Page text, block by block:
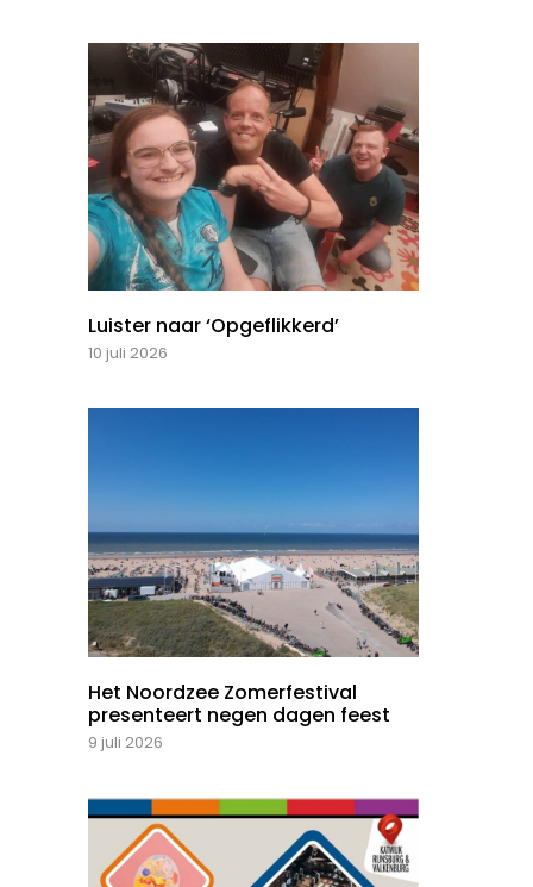
Luister naar ‘Opgeflikkerd’
10 juli 2026
Het Noordzee Zomerfestival
presenteert negen dagen feest
9 juli 2026